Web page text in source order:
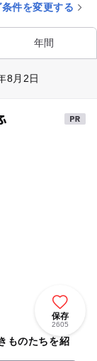
件を変更する
年間
8月2日
保存
2605
ものたちを紹